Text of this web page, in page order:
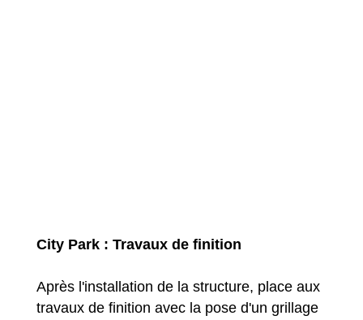
City Park : Travaux de finition
Après l'installation de la structure, place aux
travaux de finition avec la pose d'un grillage